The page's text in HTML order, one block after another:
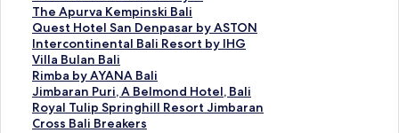
m
i
n
y
a
k
的
連
t
B
a
l
i
a
t
J
a
t
e
P
o
o
l
V
結
的
連
結
a
r
a
n
的
連
結
s
B
a
l
i
的
連
結
r
a
B
a
l
i
的
連
B
e
a
c
h
V
i
l
L
u
x
u
r
y
V
i
i
H
o
t
e
l
&
S
p
i
c
k
R
e
s
o
i
B
a
l
i
J
i
m
n
a
R
e
s
o
r
t
l
l
a
D
e
h
S
i
h
i
t
e
O
r
c
h
The Apurva Kempinski Bali
T
h
e
A
p
u
r
v
Quest Hotel San Denpasar by ASTON
Q
u
e
s
t
H
o
Intercontinental Bali Resort by IHG
I
n
t
e
r
c
Villa Bulan Bali
V
i
l
l
a
Rimba by AYANA Bali
R
i
m
b
Jimbaran Puri, A Belmond Hotel, Bali
J
i
m
Royal Tulip Springhill Resort Jimbaran
R
o
Cross Bali Breakers
C